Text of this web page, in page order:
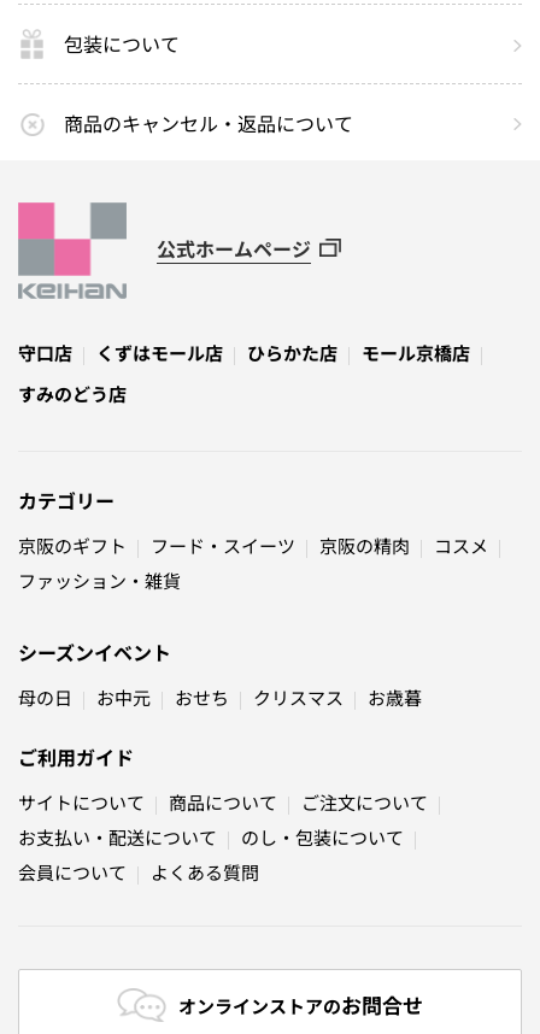
包装について
商品のキャンセル・返品について
公式ホームページ
守口店 くずはモール店 ひらかた店
モール京橋店
すみのどう店
カテゴリー
京阪のギフト フード・スイーツ 京阪の精肉
コスメ
ファッション・雑貨
シーズンイベント
母の日 お中元 おせち クリスマス お歳暮
ご利用ガイド
サイトについて 商品について
ご注文について
お支払い・配送について
のし・包装について
会員について
よくある質問
オンラインストアのお問合せ